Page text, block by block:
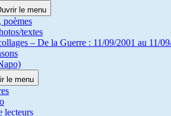
le menu
poèmes
textes
– De la Guerre : 11/09/2001 au 11/
le menu
lecteurs